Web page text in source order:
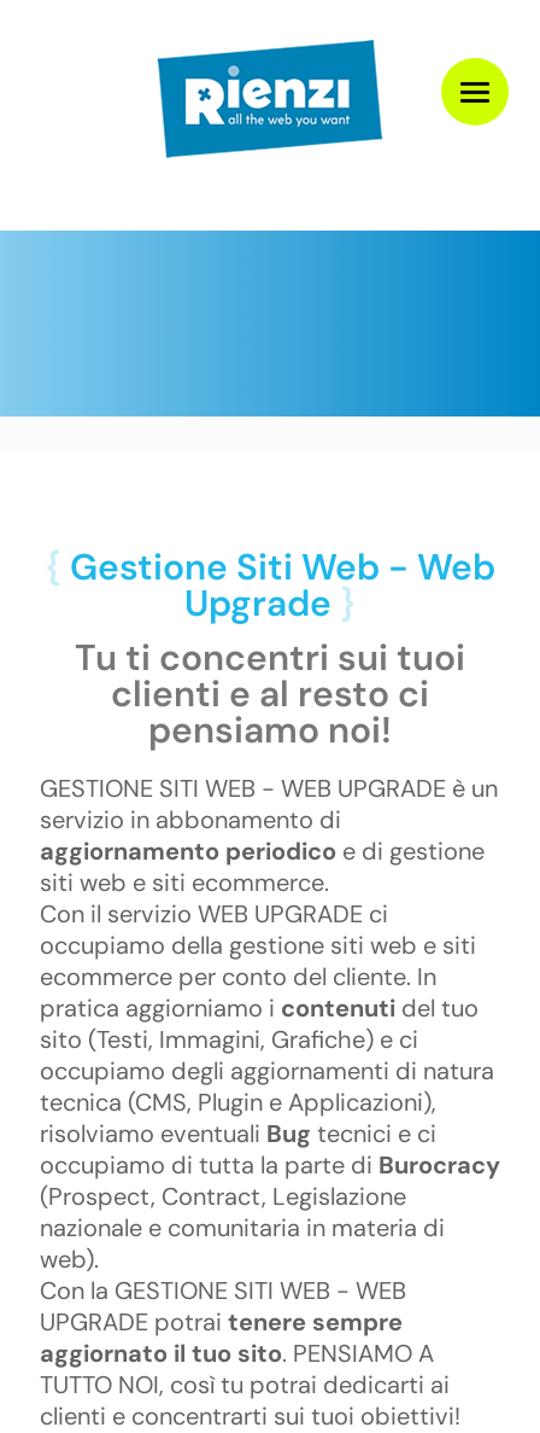
{ Gestione Siti Web - Web
Upgrade }
Tu ti concentri sui tuoi
clienti e al resto ci
pensiamo noi!
GESTIONE SITI WEB - WEB UPGRADE è un
servizio in abbonamento di
aggiornamento periodico e di gestione
siti web e siti ecommerce.
Con il servizio WEB UPGRADE ci
occupiamo della gestione siti web e siti
ecommerce per conto del cliente. In
pratica aggiorniamo i contenuti del tuo
sito (Testi, Immagini, Grafiche) e ci
occupiamo degli aggiornamenti di natura
tecnica (CMS, Plugin e Applicazioni),
risolviamo eventuali Bug tecnici e ci
occupiamo di tutta la parte di Burocracy
(Prospect, Contract, Legislazione
nazionale e comunitaria in materia di
web).
Con la GESTIONE SITI WEB - WEB
UPGRADE potrai tenere sempre
aggiornato il tuo sito. PENSIAMO A
TUTTO NOI, così tu potrai dedicarti ai
clienti e concentrarti sui tuoi obiettivi!